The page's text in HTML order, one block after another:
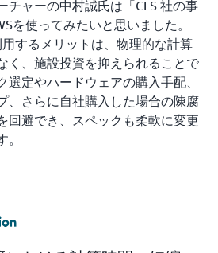
チャーの中村誠氏は「CFS 社の事
を使ってみたいと思いました。
用するメリットは、物理的な計算
く、施設投資を抑えられることで
選定やハードウェアの購入手配、
、さらに自社購入した場合の陳腐
回避でき、スペックも柔軟に変更
。
Amazon EC2 の GPU インスタ